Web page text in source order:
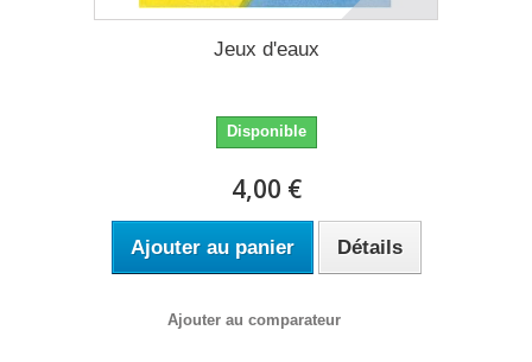
Jeux d'eaux
Disponible
4,00 €
Ajouter au panier Détails
Ajouter au comparateur